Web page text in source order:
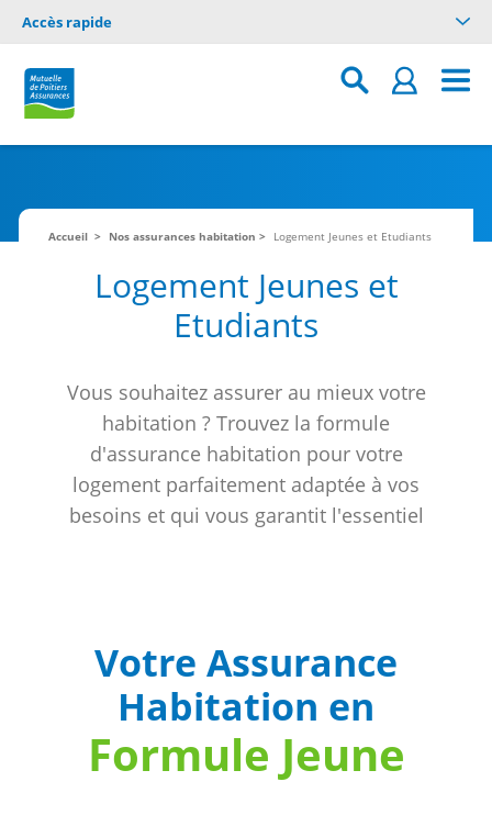
Accès rapide
Accueil Nos assurances habitation Logement Jeunes et Etudiants
Logement Jeunes et
Etudiants
Vous souhaitez assurer au mieux votre
habitation ? Trouvez la formule
d'assurance habitation pour votre
logement parfaitement adaptée à vos
besoins et qui vous garantit l'essentiel
Votre Assurance
Habitation en
Formule Jeune